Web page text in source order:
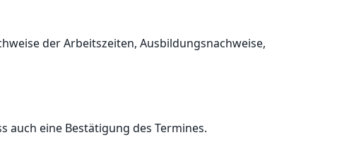
der Arbeitszeiten, Ausbildungsnachweise,
auch eine Bestätigung des Termines.